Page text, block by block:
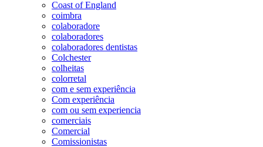
Coast of England
coimbra
colaboradore
colaboradores
colaboradores dentistas
Colchester
colheitas
colorretal
com e sem experiência
Com experiência
com ou sem experiencia
comerciais
Comercial
Comissionistas